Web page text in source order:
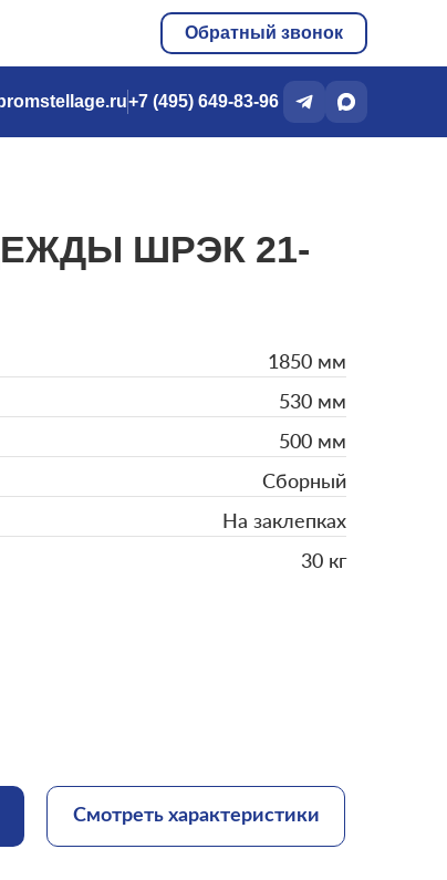
Обратный звонок
+7 (495) 649-83-96
ШРЭК 21-
1850 мм
530 мм
500 мм
Сборный
На заклепках
30 кг
Смотреть характеристики